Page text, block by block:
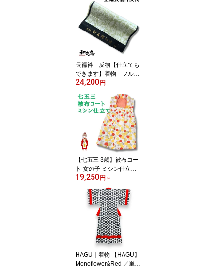
和装 和服 撮影 プレゼン
ト ギフト お参り 観光 フ
ォトスタジオ
長襦袢 反物【仕立ても
できます】着物 フルオ
ーダ 黄色 イエロー
シルク オリエンタル
24,200円
【七五三 3歳】被布コー
ト 女の子 ミシン仕立て
綿入り 着物コート
19,250円 ～
HAGU｜着物 【HAGU】
Monoflower&Red ／単衣